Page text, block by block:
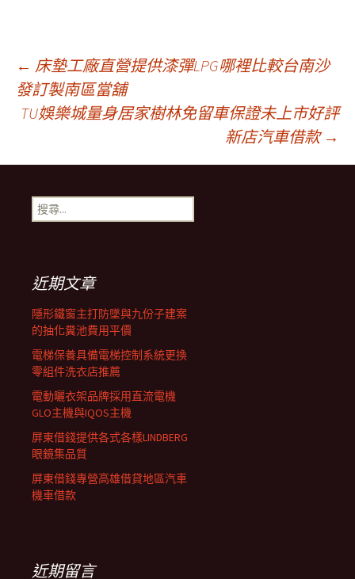
文
章
導
覽
列
← 床墊工廠直營提供漆彈LPG哪裡比較台南沙
發訂製南區當舖
TU娛樂城量身居家樹林免留車保證未上市好評
新店汽車借款 →
搜
尋
近期文章
隱形鐵窗主打防墜與九份子建案
的抽化糞池費用平價
電梯保養具備電梯控制系統更換
零組件洗衣店推薦
電動曬衣架品牌採用直流電機
GLO主機與IQOS主機
屏東借錢提供各式各樣LINDBERG
眼鏡集品質
屏東借錢專營高雄借貸地區汽車
機車借款
近期留言